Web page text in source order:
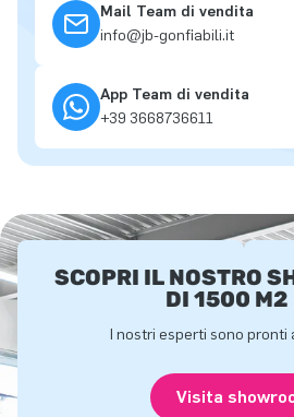
Mail Team di vendita
info@jb-gonfiabili.it
App Team di vendita
+39 3668736611
SCOPRI IL NOSTRO
DI 1500 M2
I nostri esperti sono pronti
Visita